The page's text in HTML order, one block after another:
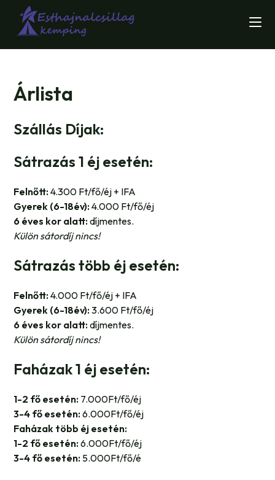
content
Árlista
Szállás Díjak:
Sátrazás 1 éj esetén:
Felnőtt:4.300 Ft/fő/éj + IFA
Gyerek (6-18év):4.000 Ft/fő/éj
6 éves kor alatt:díjmentes.
Külön sátordíj nincs!
Sátrazás több éj esetén:
Felnőtt:4.000 Ft/fő/éj + IFA
Gyerek (6-18év):3.600 Ft/fő/éj
6 éves kor alatt:díjmentes.
Külön sátordíj nincs!
Faházak 1 éj esetén:
1-2 fő esetén: 7.000Ft/fő/éj
3-4 fő esetén:6.000Ft/fő/éj
Faházak több éj esetén:
1-2 fő esetén:6.000Ft/fő/éj
3-4 fő esetén: 5.000Ft/fő/é